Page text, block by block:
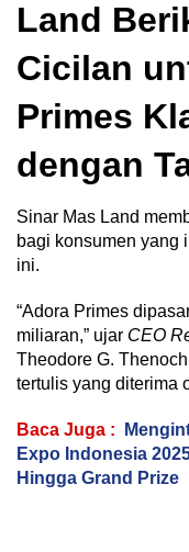
Land
Cicilan
Primes
dengan
Sinar Mas Land
bagi konsumen yang
ini.
“Adora Primes
miliaran,” ujar CEO
Theodore G.
tertulis yang diterima
Baca Juga :
Expo Indonesia
Hingga Grand Prize